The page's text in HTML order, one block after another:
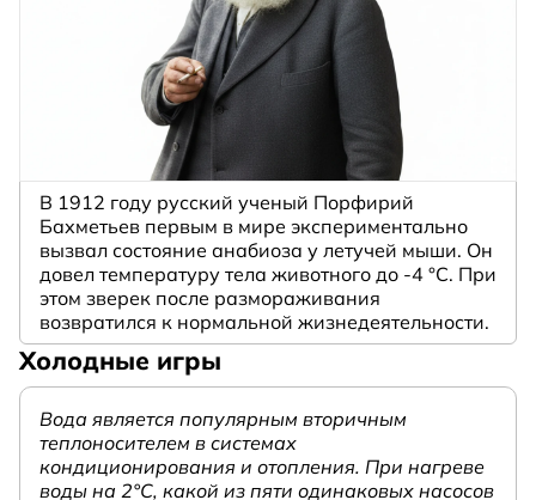
В 1912 году русский ученый Порфирий
Бахметьев первым в мире экспериментально
вызвал состояние анабиоза у летучей мыши. Он
довел температуру тела животного до -4 °C. При
этом зверек после размораживания
возвратился к нормальной жизнедеятельности.
Холодные игры
Вода является популярным вторичным
теплоносителем в системах
кондиционирования и отопления. При нагреве
воды на 2°С, какой из пяти одинаковых насосов